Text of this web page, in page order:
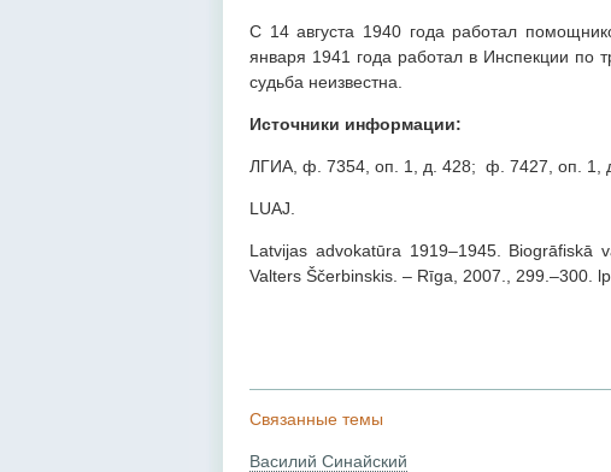
С 14 августа 1940 года работал
января 1941 года работал в Инспекции по
судьба неизвестна.
Источники информации:
ЛГИА, ф. 7354, оп. 1, д. 428; ф. 7427, оп. 1,
LUAJ.
Latvijas advokatūra 1919–1945. Biogrāfiskā
Valters Ščerbinskis. – Rīga, 2007., 299.–300.
Связанные темы
Василий Синайский